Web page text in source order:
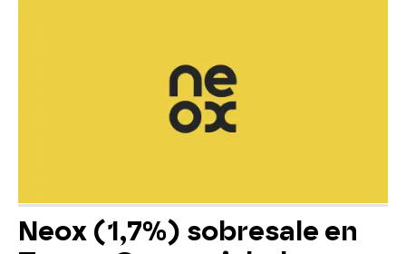
Neox (1,7%) sobresale en